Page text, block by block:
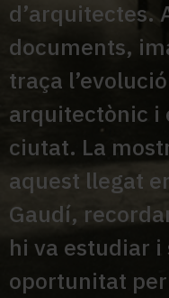
d’arquitectes.
documents,
traça
arquitectònic i
ciutat. La
aquest llegat
Gaudí,
hi va estudiar i
oportunitat